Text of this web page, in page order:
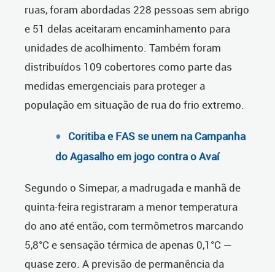
ruas, foram abordadas 228 pessoas sem abrigo
e 51 delas aceitaram encaminhamento para
unidades de acolhimento. Também foram
distribuídos 109 cobertores como parte das
medidas emergenciais para proteger a
população em situação de rua do frio extremo.
Coritiba e FAS se unem na Campanha
do Agasalho em jogo contra o Avaí
Segundo o Simepar, a madrugada e manhã de
quinta-feira registraram a menor temperatura
do ano até então, com termômetros marcando
5,8°C e sensação térmica de apenas 0,1°C —
quase zero. A previsão de permanência da